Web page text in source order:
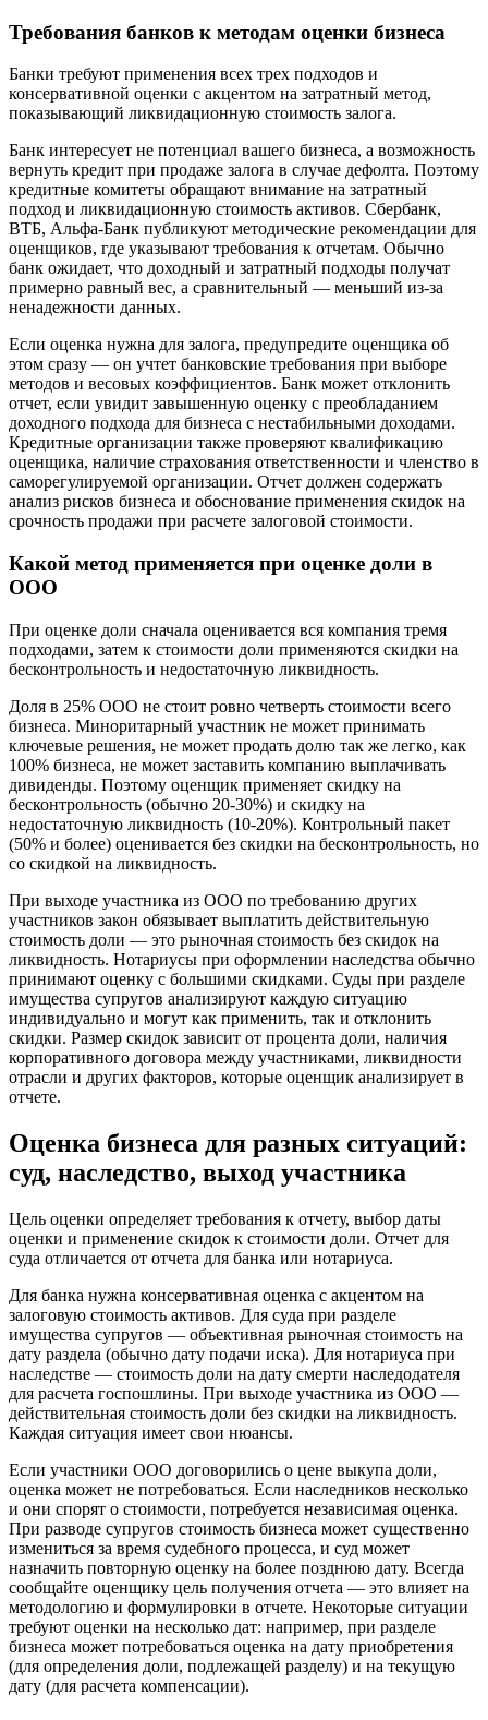
Требования банков к методам оценки бизнеса
Банки требуют применения всех трех подходов и
консервативной оценки с акцентом на затратный метод,
показывающий ликвидационную стоимость залога.
Банк интересует не потенциал вашего бизнеса, а возможность
вернуть кредит при продаже залога в случае дефолта. Поэтому
кредитные комитеты обращают внимание на затратный
подход и ликвидационную стоимость активов. Сбербанк,
ВТБ, Альфа-Банк публикуют методические рекомендации для
оценщиков, где указывают требования к отчетам. Обычно
банк ожидает, что доходный и затратный подходы получат
примерно равный вес, а сравнительный — меньший из-за
ненадежности данных.
Если оценка нужна для залога, предупредите оценщика об
этом сразу — он учтет банковские требования при выборе
методов и весовых коэффициентов. Банк может отклонить
отчет, если увидит завышенную оценку с преобладанием
доходного подхода для бизнеса с нестабильными доходами.
Кредитные организации также проверяют квалификацию
оценщика, наличие страхования ответственности и членство в
саморегулируемой организации. Отчет должен содержать
анализ рисков бизнеса и обоснование применения скидок на
срочность продажи при расчете залоговой стоимости.
Какой метод применяется при оценке доли в
ООО
При оценке доли сначала оценивается вся компания тремя
подходами, затем к стоимости доли применяются скидки на
бесконтрольность и недостаточную ликвидность.
Доля в 25% ООО не стоит ровно четверть стоимости всего
бизнеса. Миноритарный участник не может принимать
ключевые решения, не может продать долю так же легко, как
100% бизнеса, не может заставить компанию выплачивать
дивиденды. Поэтому оценщик применяет скидку на
бесконтрольность (обычно 20-30%) и скидку на
недостаточную ликвидность (10-20%). Контрольный пакет
(50% и более) оценивается без скидки на бесконтрольность, но
со скидкой на ликвидность.
При выходе участника из ООО по требованию других
участников закон обязывает выплатить действительную
стоимость доли — это рыночная стоимость без скидок на
ликвидность. Нотариусы при оформлении наследства обычно
принимают оценку с большими скидками. Суды при разделе
имущества супругов анализируют каждую ситуацию
индивидуально и могут как применить, так и отклонить
скидки. Размер скидок зависит от процента доли, наличия
корпоративного договора между участниками, ликвидности
отрасли и других факторов, которые оценщик анализирует в
отчете.
Оценка бизнеса для разных ситуаций:
суд, наследство, выход участника
Цель оценки определяет требования к отчету, выбор даты
оценки и применение скидок к стоимости доли. Отчет для
суда отличается от отчета для банка или нотариуса.
Для банка нужна консервативная оценка с акцентом на
залоговую стоимость активов. Для суда при разделе
имущества супругов — объективная рыночная стоимость на
дату раздела (обычно дату подачи иска). Для нотариуса при
наследстве — стоимость доли на дату смерти наследодателя
для расчета госпошлины. При выходе участника из ООО —
действительная стоимость доли без скидки на ликвидность.
Каждая ситуация имеет свои нюансы.
Если участники ООО договорились о цене выкупа доли,
оценка может не потребоваться. Если наследников несколько
и они спорят о стоимости, потребуется независимая оценка.
При разводе супругов стоимость бизнеса может существенно
измениться за время судебного процесса, и суд может
назначить повторную оценку на более позднюю дату. Всегда
сообщайте оценщику цель получения отчета — это влияет на
методологию и формулировки в отчете. Некоторые ситуации
требуют оценки на несколько дат: например, при разделе
бизнеса может потребоваться оценка на дату приобретения
(для определения доли, подлежащей разделу) и на текущую
дату (для расчета компенсации).